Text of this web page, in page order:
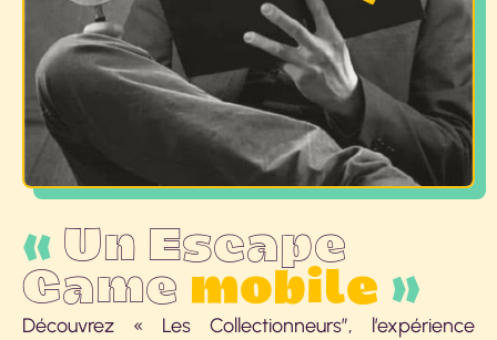
« Un Escape
Game mobile »
Découvrez « Les Collectionneurs”, l’expérience